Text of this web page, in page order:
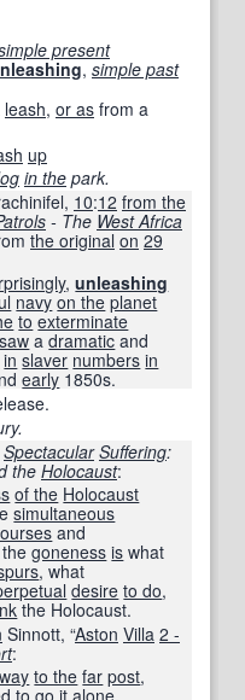
present
, simple past
leash, or as from a
up
in the park.
10:12 from the
- The West Africa
the original on 29
,unleashing
navy on the planet
to exterminate
saw adramatic and
in slaver numbers in
early 1850s.
Spectacular Suffering:
the Holocaust:
of the Holocaust
simultaneous
and
thegoneness is what
, what
desire to do,
the Holocaust.
Sinnott, “Aston Villa 2 -
‎:
to the far post,